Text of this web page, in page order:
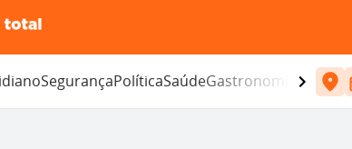
SegurançaPolíticaSaúdeGastronomia